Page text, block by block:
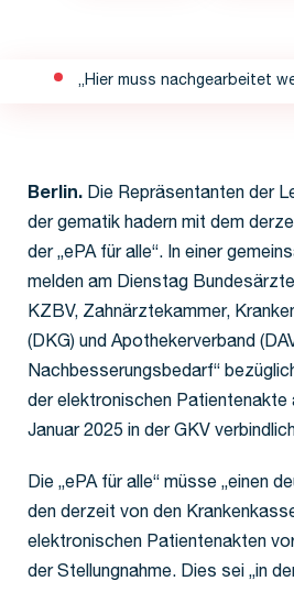
„Hier muss nachgearbeitet
Berlin. Die Repräsentanten der
der gematik hadern mit dem
der „ePA für alle“. In einer
melden am Dienstag
KZBV, Zahnärztekammer,
(DKG) und Apothekerverband
Nachbesserungsbedarf“
der elektronischen Patientenakte
Januar 2025 in der GKV
Die „ePA für alle“ müsse „einen
den derzeit von den
elektronischen Patientenakten
der Stellungnahme. Dies sei „in